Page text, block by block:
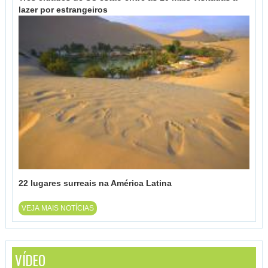
lazer por estrangeiros
22 lugares surreais na América Latina
VEJA MAIS NOTÍCIAS
VÍDEO